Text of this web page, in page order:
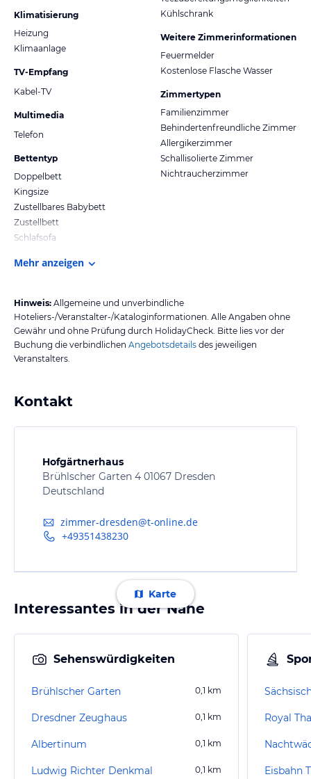
Klimatisierung
Heizung
Klimaanlage
TV-Empfang
Kabel-TV
Multimedia
Telefon
Bettentyp
Doppelbett
Kingsize
Zustellbares Babybett
Zustellbett
Schlafsofa
Kühlschrank
Weitere Zimmerinformationen
Feuermelder
Kostenlose Flasche Wasser
Zimmertypen
Familienzimmer
Behindertenfreundliche Zimmer
Allergikerzimmer
Schallisolierte Zimmer
Nichtraucherzimmer
Mehr anzeigen
Hinweis: Allgemeine und unverbindliche
Hoteliers-/Veranstalter-/Kataloginformationen. Alle Angaben ohne
Gewähr und ohne Prüfung durch HolidayCheck. Bitte lies vor der
Buchung die verbindlichen Angebotsdetails des jeweiligen
Veranstalters.
Kontakt
Hofgärtnerhaus
Brühlscher Garten 4 01067 Dresden
Deutschland
zimmer-dresden@t-online.de
+49351438230
Karte
Interessantes in der Nähe
Sehenswürdigkeiten
Brühlscher Garten 0,1 km
Dresdner Zeughaus 0,1 km
Albertinum 0,1 km
Ludwig Richter Denkmal 0,1 km
Royal